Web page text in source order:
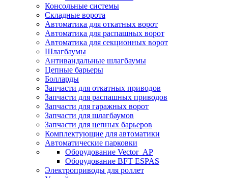
Консольные системы
Складные ворота
Автоматика для откатных ворот
Автоматика для распашных ворот
Автоматика для секционных ворот
Шлагбаумы
Антивандальные шлагбаумы
Цепные барьеры
Болларды
Запчасти для откатных приводов
Запчасти для распашных приводов
Запчасти для гаражных ворот
Запчасти для шлагбаумов
Запчасти для цепных барьеров
Комплектующие для автоматики
Автоматические парковки
Оборудование Vector_AP
Оборудование BFT ESPAS
Электроприводы для роллет